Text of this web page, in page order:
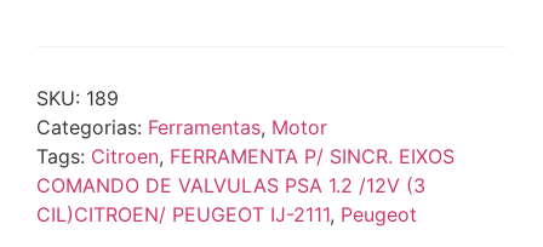
SKU: 189
Categorias: Ferramentas, Motor
Tags: Citroen, FERRAMENTA P/ SINCR. EIXOS
COMANDO DE VALVULAS PSA 1.2 /12V (3
CIL)CITROEN/ PEUGEOT IJ-2111, Peugeot